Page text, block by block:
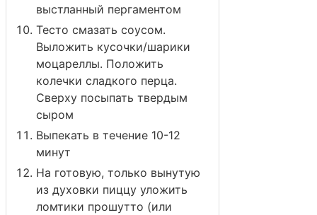
выстланный пергаментом
Тесто смазать соусом.
Выложить кусочки/шарики
моцареллы. Положить
колечки сладкого перца.
Сверху посыпать твердым
сыром
Выпекать в течение 10-12
минут
На готовую, только вынутую
из духовки пиццу уложить
ломтики прошутто (или